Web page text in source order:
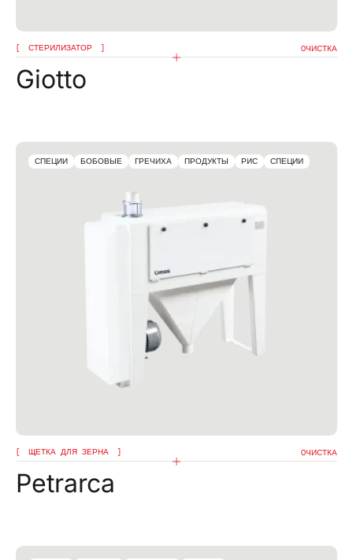
СТЕРИЛИЗАТОР OЧИСТКА
Giotto
СПЕЦИИ БОБОВЫЕ ГРЕЧИХА ПРОДУКТЫ РИС СПЕЦИИ
ЩЕТКА ДЛЯ ЗЕРНА OЧИСТКА
Petrarca